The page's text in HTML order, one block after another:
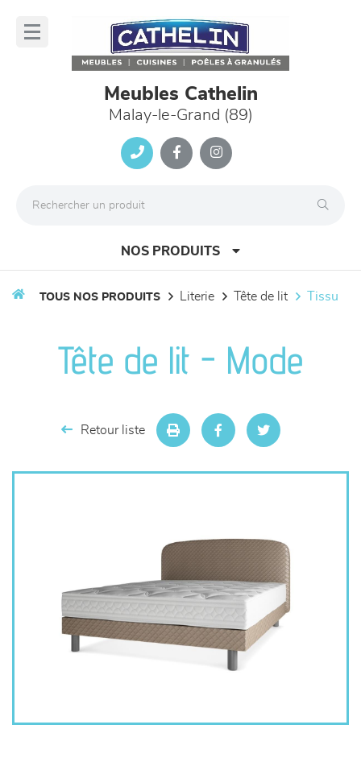
Meubles Cathelin
Malay-le-Grand (89)
NOS PRODUITS
séjours
meubles de complément
TOUS NOS PRODUITS literie tête de lit tissu
Tête de lit - Mode
Retour liste